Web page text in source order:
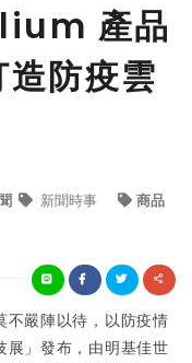
產品
防疫雲
新聞時事 商品
不嚴陣以待，以防疫情
展」發布，由明基佳世